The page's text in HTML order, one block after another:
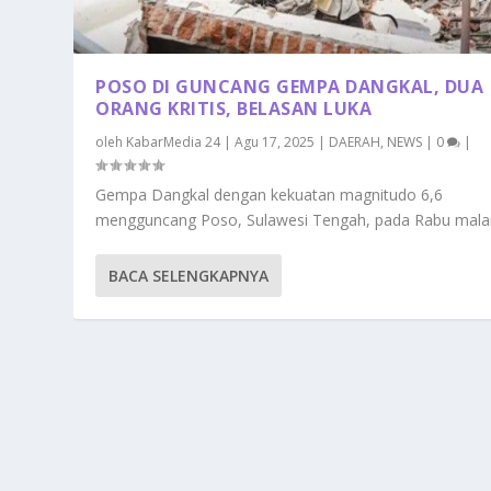
POSO DI GUNCANG GEMPA DANGKAL, DUA
ORANG KRITIS, BELASAN LUKA
oleh KabarMedia 24|Agu 17, 2025 | DAERAH, NEWS | 0 |
Gempa Dangkal dengan kekuatan magnitudo 6,6
mengguncang Poso, Sulawesi Tengah, pada Rabu
BACA SELENGKAPNYA